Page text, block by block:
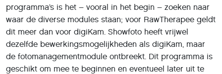
programma’s is het – vooral in het begin – zoeken naar
waar de diverse modules staan; voor RawTherapee geldt
dit meer dan voor digiKam. Showfoto heeft vrijwel
dezelfde bewerkingsmogelijkheden als digiKam, maar
de fotomanagementmodule ontbreekt. Dit programma is
geschikt om mee te beginnen en eventueel later uit te